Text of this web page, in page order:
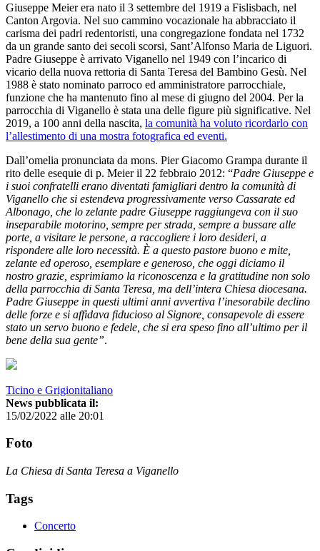
Giuseppe Meier era nato il 3 settembre del 1919 a Fislisbach, nel
Canton Argovia. Nel suo cammino vocazionale ha abbracciato il
carisma dei padri redentoristi, una congregazione fondata nel 1732
da un grande santo dei secoli scorsi, Sant’Alfonso Maria de Liguori.
Padre Giuseppe è arrivato Viganello nel 1949 con l’incarico di
vicario della nuova rettoria di Santa Teresa del Bambino Gesù. Nel
1988 è stato nominato parroco ed amministratore parrocchiale,
funzione che ha mantenuto fino al mese di giugno del 2004. Per la
parrocchia di Viganello è stata una delle figure più significative. Nel
2019, a 100 anni della nascita, la comunità ha voluto ricordarlo con
l’allestimento di una mostra fotografica ed eventi.
Dall’omelia pronunciata da mons. Pier Giacomo Grampa durante il
rito delle esequie di p. Meier il 22 febbraio 2012: “Padre Giuseppe e
i suoi confratelli erano diventati famigliari dentro la comunità di
Viganello che si estendeva progressivamente verso Cassarate ed
Albonago, che lo zelante padre Giuseppe raggiungeva con il suo
inseparabile motorino, sempre per strada, sempre a bussare alle
porte, a visitare le persone, a raccogliere i loro desideri, a
rispondere alle loro necessità. È a questo pastore buono e mite,
zelante ed operoso, esemplare e generoso, che oggi diciamo il
nostro grazie, esprimiamo la riconoscenza e la gratitudine non solo
della parrocchia di Santa Teresa, ma dell’intera Chiesa diocesana.
Padre Giuseppe in questi ultimi anni avvertiva l’inesorabile declino
delle forze e si affidava fiducioso al Signore, consapevole di essere
stato un servo buono e fedele, che si era speso fino all’ultimo per il
bene della sua gente”.
Ticino e Grigionitaliano
News pubblicata il:
15/02/2022 alle 20:01
Foto
La Chiesa di Santa Teresa a Viganello
Tags
Concerto